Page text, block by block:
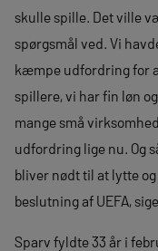
skulle spille. Det ville
spørgsmål ved. Vi
kæmpe udfordring for
spillere, vi har fin løn
mange små
udfordring lige nu. Og
bliver nødt til at lytte
beslutning af UEFA,
Sparv fyldte 33 år i